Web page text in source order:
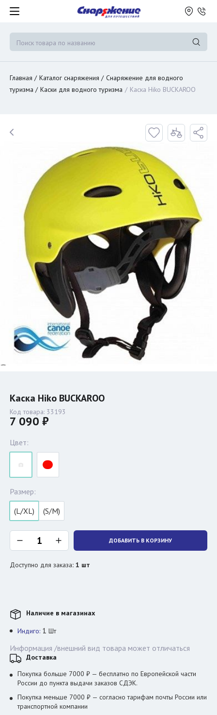
Главная Каталог снаряжения
Снаряжение для водного
туризма
Каски для водного туризма Каска Hiko BUCKAROO
Каска Hiko BUCKAROO
Код товара: 33193
7 090 ₽
Цвет:
Размер:
(L/XL)
(S/M)
ДОБАВИТЬ В КОРЗИНУ
Доступно для заказа: 1 шт
Наличие в магазинах
Индиго: 1 Шт
Информация /внешний вид товара может отличаться
Доставка
Покупка больше 7000 ₽ — бесплатно по Европейской части
России до пункта выдачи заказов СДЭК.
Покупка меньше 7000 ₽ — согласно тарифам почты России или
транспортной компании